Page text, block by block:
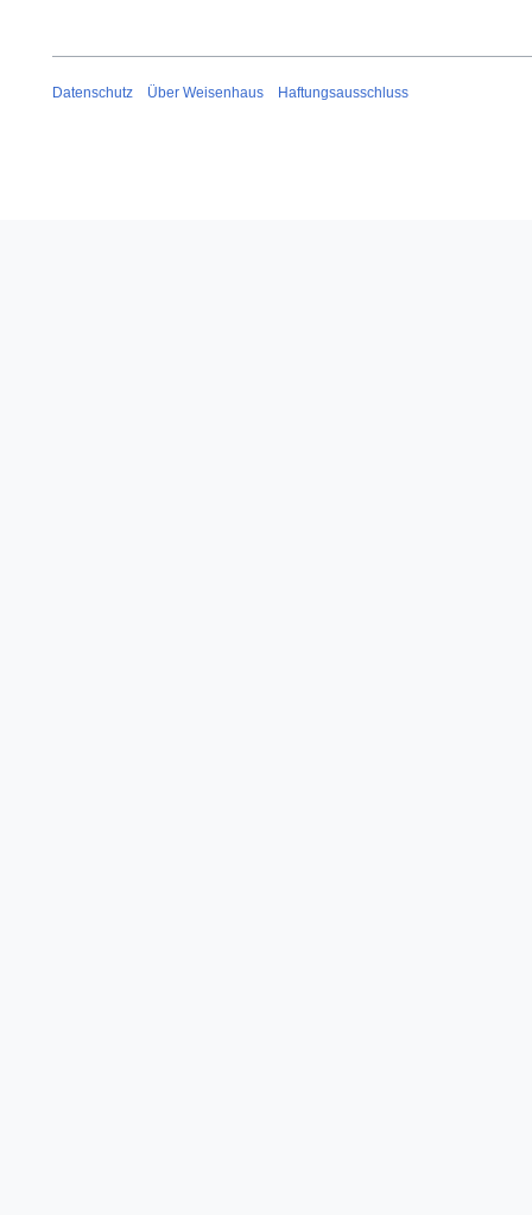
Datenschutz Über Weisenhaus Haftungsausschluss